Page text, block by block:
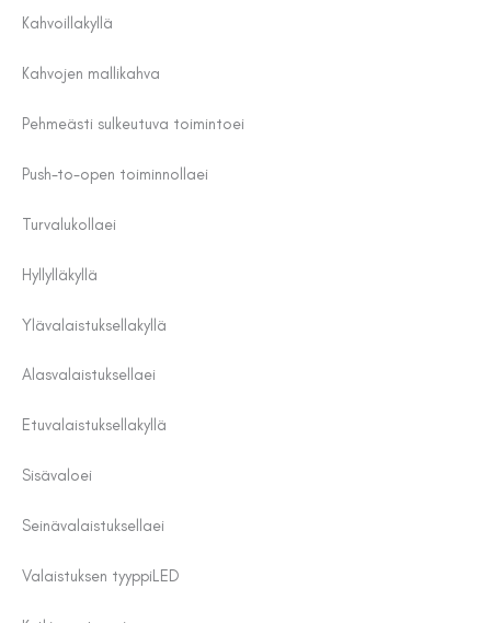
Kahvoillakyllä
Kahvojen mallikahva
Pehmeästi sulkeutuva toimintoei
Push-to-open toiminnollaei
Turvalukollaei
Hyllylläkyllä
Ylävalaistuksellakyllä
Alasvalaistuksellaei
Etuvalaistuksellakyllä
Sisävaloei
Seinävalaistuksellaei
Valaistuksen tyyppiLED